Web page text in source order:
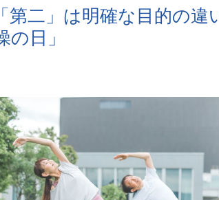
第二」は明確な目的の違
の日」